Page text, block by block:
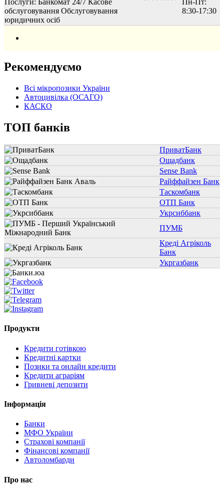
обслуговування Обслуговування
юридичних осіб
8:30-17:30
Рекомендуємо
Всі мікропозики України
Автоцивілка (ОСАГО)
КАСКО
ТОП банків
ПриватБанк
Ощадбанк
Sense Bank
Райффайзен Банк
Таскомбанк
ОТП Банк
Укрсиббанк
ПУМБ
Креді Агріколь
Банк
Укргазбанк
Продукти
Кредити готівкою
Кредитні картки
Позики та онлайн кредити
Кредити аграріям
Гривневі депозити
Інформація
Банки
МФО України
Страхові компанії
Фінансові компанії
Автоломбарди
Про нас